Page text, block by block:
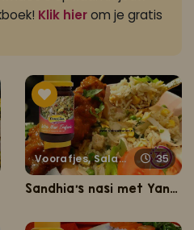
Klik hierom je gratis
Voorafjes, Salades, Hapjes en Lekkernijen 35